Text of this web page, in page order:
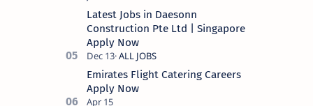
Latest Jobs in Daesonn
Construction Pte Ltd | Singapore
Apply Now
Emirates Flight Catering Careers
Apply Now